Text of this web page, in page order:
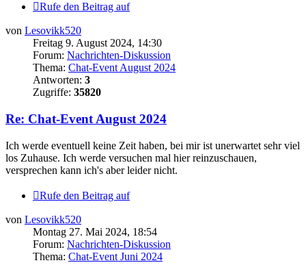
Rufe den Beitrag auf
von Lesovikk520
Freitag 9. August 2024, 14:30
Forum: Nachrichten-Diskussion
Thema: Chat-Event August 2024
Antworten: 3
Zugriffe: 35820
Re: Chat-Event August 2024
Ich werde eventuell keine Zeit haben, bei mir ist unerwartet sehr viel
los Zuhause. Ich werde versuchen mal hier reinzuschauen,
versprechen kann ich's aber leider nicht.
Rufe den Beitrag auf
von Lesovikk520
Montag 27. Mai 2024, 18:54
Forum: Nachrichten-Diskussion
Thema: Chat-Event Juni 2024